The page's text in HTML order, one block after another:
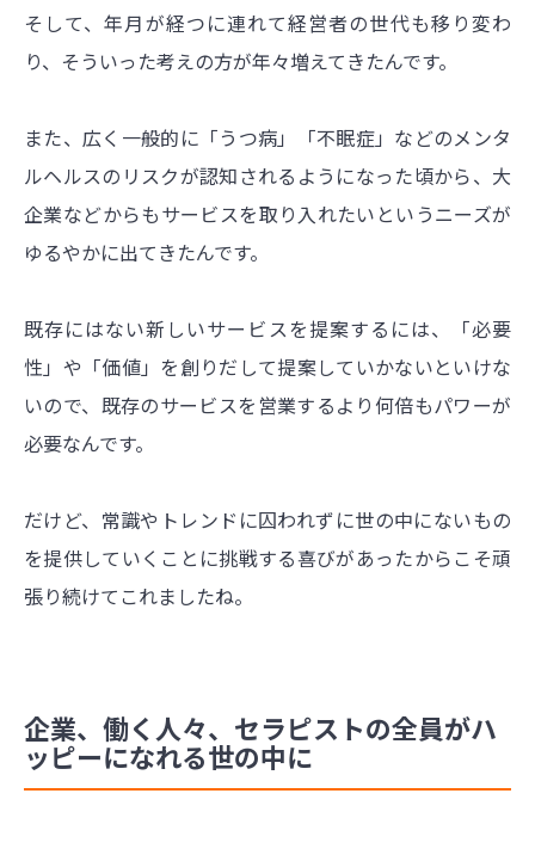
そして、年月が経つに連れて経営者の世代も移り変わ
り、そういった考えの方が年々増えてきたんです。
また、広く一般的に「うつ病」「不眠症」などのメンタ
ルヘルスのリスクが認知されるようになった頃から、大
企業などからもサービスを取り入れたいというニーズが
ゆるやかに出てきたんです。
既存にはない新しいサービスを提案するには、「必要
性」や「価値」を創りだして提案していかないといけな
いので、既存のサービスを営業するより何倍もパワーが
必要なんです。
だけど、常識やトレンドに囚われずに世の中にないもの
を提供していくことに挑戦する喜びがあったからこそ頑
張り続けてこれましたね。
企業、働く人々、セラピストの全員がハ
ッピーになれる世の中に